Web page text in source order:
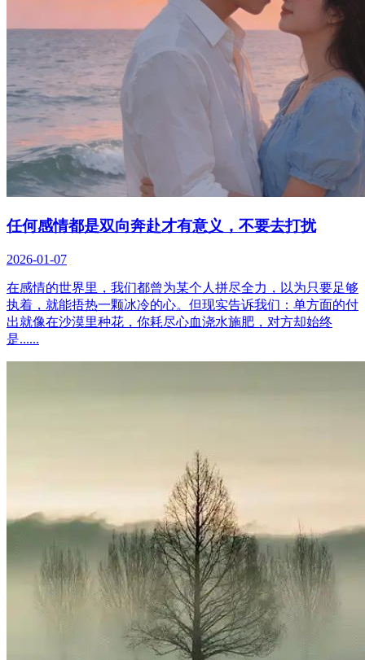
任何感情都是双向奔赴才有意义，不要去打扰
2026-01-07
在感情的世界里，我们都曾为某个人拼尽全力，以为只要足够
执着，就能捂热一颗冰冷的心。但现实告诉我们：单方面的付
出就像在沙漠里种花，你耗尽心血浇水施肥，对方却始终
是......